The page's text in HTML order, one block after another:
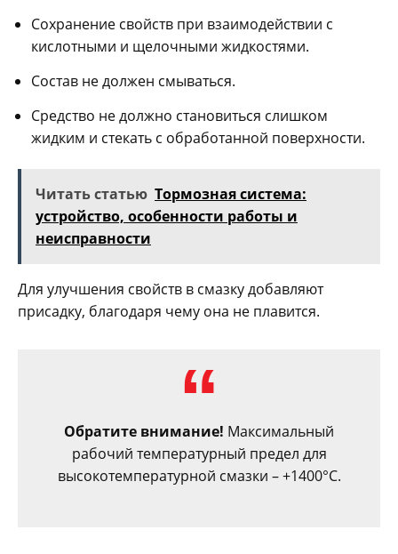
Сохранение свойств при взаимодействии с
кислотными и щелочными жидкостями.
Состав не должен смываться.
Средство не должно становиться слишком
жидким и стекать с обработанной поверхности.
Читать статью Тормозная система:
устройство, особенности работы и
неисправности
Для улучшения свойств в смазку добавляют
присадку, благодаря чему она не плавится.
Обратите внимание! Максимальный
рабочий температурный предел для
высокотемпературной смазки – +1400°C.